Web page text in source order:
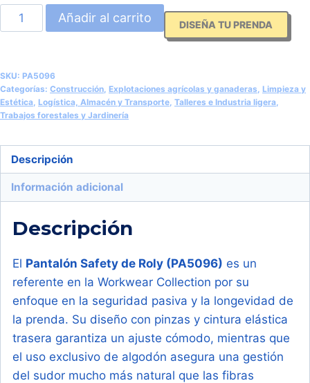
Pantalón
de
100%
Algodón
(Roly
Safety
PA5096)
cantidad
Añadir al carrito DISEÑA TU PRENDA
SKU: PA5096
Categorías: Construcción, Explotaciones agrícolas y ganaderas, Limpieza y
Estética, Logística, Almacén y Transporte, Talleres e Industria ligera,
Trabajos forestales y Jardinería
Descripción
Información adicional
Descripción
El Pantalón Safety de Roly (PA5096) es un
referente en la Workwear Collection por su
enfoque en la seguridad pasiva y la longevidad de
la prenda. Su diseño con pinzas y cintura elástica
trasera garantiza un ajuste cómodo, mientras que
el uso exclusivo de algodón asegura una gestión
del sudor mucho más natural que las fibras